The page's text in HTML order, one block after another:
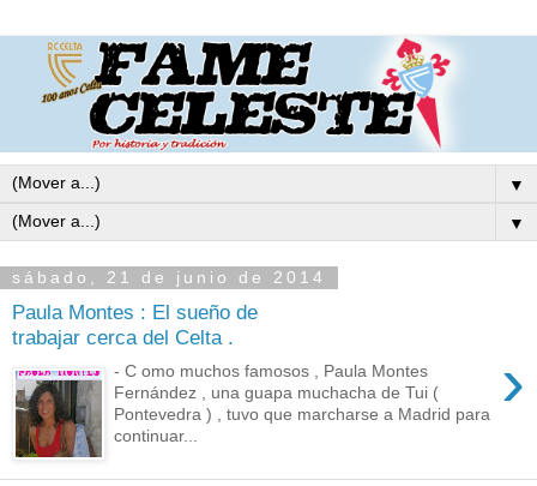
▼
▼
sábado, 21 de junio de 2014
Paula Montes : El sueño de
trabajar cerca del Celta .
›
- C omo muchos famosos , Paula Montes
Fernández , una guapa muchacha de Tui (
Pontevedra ) , tuvo que marcharse a Madrid para
continuar...